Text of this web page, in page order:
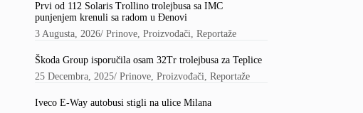
Prvi od 112 Solaris Trollino trolejbusa sa IMC
punjenjem krenuli sa radom u Đenovi
3 Augusta, 2026/Prinove,Proizvođači,Reportaže
Škoda Group isporučila osam 32Tr trolejbusa za Teplice
25 Decembra, 2025/Prinove,Proizvođači,Reportaže
Iveco E-Way autobusi stigli na ulice Milana